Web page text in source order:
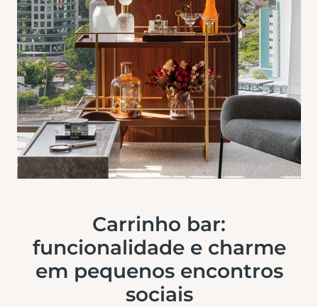
Carrinho bar:
funcionalidade e charme
em pequenos encontros
sociais